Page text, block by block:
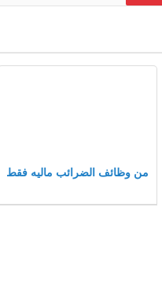
من وظائف الضرائب ماليه فقط